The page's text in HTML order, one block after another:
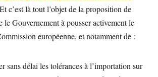
Et c’est là tout l’objet de la proposition de
Gouvernement à pousser activement le
européenne, et notamment de :
sans délai les tolérances à l’importation sur